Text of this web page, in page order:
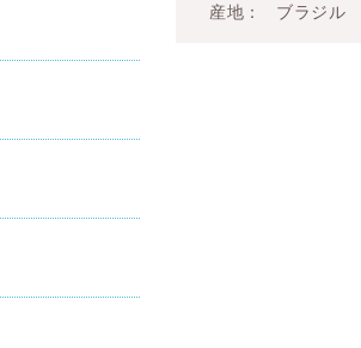
産地
ブラジル